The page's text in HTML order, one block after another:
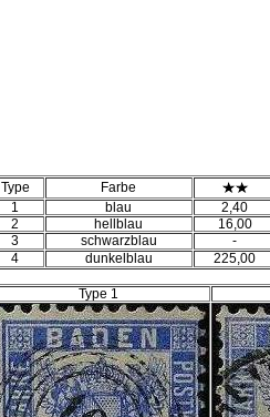
Type
Farbe
1
blau
2,40
2
hellblau
16,00
3
schwarzblau
-
4
dunkelblau 225,00
Type 1